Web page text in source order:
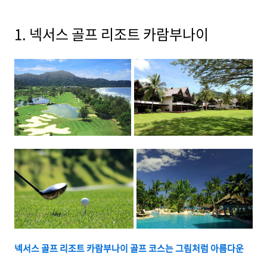
1. 넥서스 골프 리조트 카람부나이
넥서스 골프 리조트 카람부나이 골프 코스는 그림처럼 아름다운